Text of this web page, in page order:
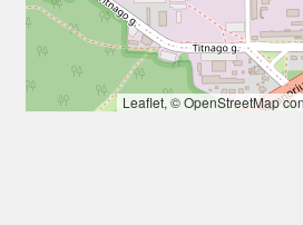
Leaflet, ©OpenStreetMap